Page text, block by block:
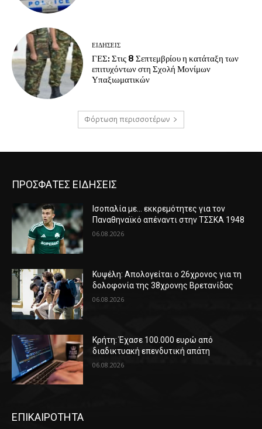
ΕΙΔΗΣΕΙΣ
ΓΕΣ: Στις 8 Σεπτεμβρίου η κατάταξη των
επιτυχόντων στη Σχολή Μονίμων
Υπαξιωματικών
Φόρτωση περισσοτέρων
ΠΡΟΣΦΑΤΕΣ ΕΙΔΗΣΕΙΣ
Ισοπαλία με… εκκρεμότητες για τον
Παναθηναϊκό απέναντι στην ΤΣΣΚΑ 1948
06.08.2026
Κυψέλη: Απολογείται ο 26χρονος για τη
δολοφονία της 38χρονης Βρετανίδας
06.08.2026
Κρήτη: Έχασε 100.000 ευρώ από
διαδικτυακή επενδυτική απάτη
06.08.2026
ΕΠΙΚΑΙΡΟΤΗΤΑ